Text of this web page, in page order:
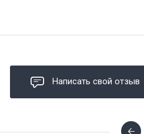
Написать свой отзыв